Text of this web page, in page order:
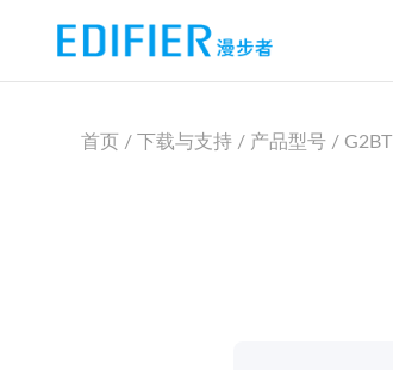
首页 / 下载与支持 / 产品型号 / G2BT